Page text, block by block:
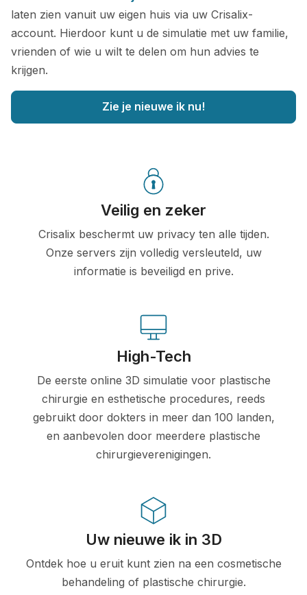
laten zien vanuit uw eigen huis via uw Crisalix-
account. Hierdoor kunt u de simulatie met uw familie,
vrienden of wie u wilt te delen om hun advies te
krijgen.
Zie je nieuwe ik nu!
Veilig en zeker
Crisalix beschermt uw privacy ten alle tijden.
Onze servers zijn volledig versleuteld, uw
informatie is beveiligd en prive.
High-Tech
De eerste online 3D simulatie voor plastische
chirurgie en esthetische procedures, reeds
gebruikt door dokters in meer dan 100 landen,
en aanbevolen door meerdere plastische
chirurgieverenigingen.
Uw nieuwe ik in 3D
Ontdek hoe u eruit kunt zien na een cosmetische
behandeling of plastische chirurgie.